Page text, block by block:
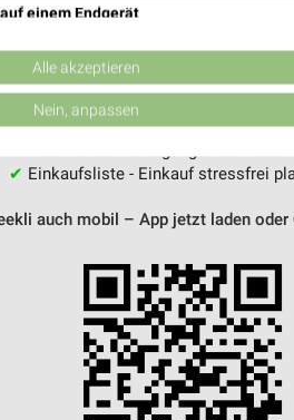
- Prospekte &
griffbereit – mit der kostenlosen
Standortgenaue Angebote
✔Folge deinem Lieblingshändler
✔ Einkaufsliste - Einkauf stressfrei
auch mobil – App jetzt laden oder
einem Endgerät
Werbeanzeigen
Kombinationen von Daten aus
Alle akzeptieren
Nein, anpassen